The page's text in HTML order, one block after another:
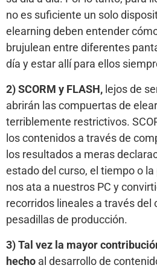
no es suficiente un solo
elearning deben entender
brujulean entre diferentes
día y estar allí para ellos
2) SCORM y FLASH, lejos de
abrirán las compuertas de
terriblemente restrictivos.
los contenidos a través de
los resultados a meras
estado del curso, el tiempo o
nos ata a nuestros PC y
recorridos lineales a través del
pesadillas de producción.
3) Tal vez la mayor
hecho al desarrollo de